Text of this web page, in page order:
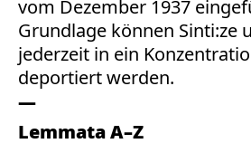
vom Dezember 1937
Grundlage können Sinti:ze
jederzeit in ein
deportiert werden.
Lemmata A–Z